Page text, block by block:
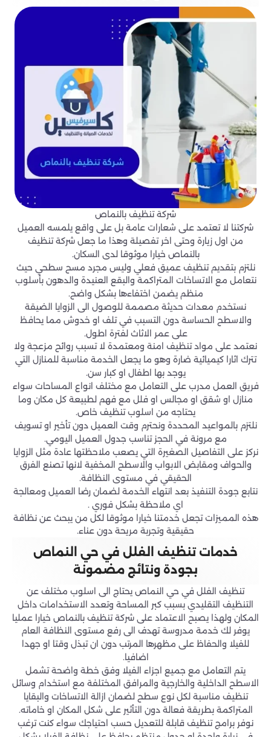
شركة تنظيف بالنماص
شركتنا لا تعتمد على شعارات عامة بل على واقع يلمسه العميل
من اول زيارة وحتى اخر تفصيلة وهذا ما جعل شركة تنظيف
بالنماص خيارا موثوقا لدى السكان.
نلتزم بتقديم تنظيف عميق فعلي وليس مجرد مسح سطحي حيث
نتعامل مع الاتساخات المتراكمة والبقع العنيدة والدهون بأسلوب
منظم يضمن اختفاءها بشكل واضح.
نستخدم معدات حديثة مصممة للوصول الى الزوايا الضيقة
والاسطح الحساسة دون التسبب في تلف او خدوش مما يحافظ
على عمر الاثاث لفترة اطول.
نعتمد على مواد تنظيف امنة ومعتمدة لا تسبب روائح مزعجة ولا
تترك اثارا كيميائية ضارة وهو ما يجعل الخدمة مناسبة للمنازل التي
يوجد بها اطفال او كبار سن.
فريق العمل مدرب على التعامل مع مختلف انواع المساحات سواء
منازل او شقق او مجالس او فلل مع فهم لطبيعة كل مكان وما
يحتاجه من اسلوب تنظيف خاص.
نلتزم بالمواعيد المحددة ونحترم وقت العميل دون تأخير او تسويف
مع مرونة في الحجز تناسب جدول العميل اليومي.
نركز على التفاصيل الصغيرة التي يصعب ملاحظتها عادة مثل الزوايا
والحواف ومقابض الابواب والاسطح المخفية لانها تصنع الفرق
الحقيقي في مستوى النظافة.
نتابع جودة التنفيذ بعد انتهاء الخدمة لضمان رضا العميل ومعالجة
اي ملاحظة بشكل فوري .
هذه المميزات تجعل خدمتنا خيارا موثوقا لكل من يبحث عن نظافة
حقيقية وتجربة مريحة دون عناء.
خدمات تنظيف الفلل في حي النماص
بجودة ونتائج مضمونة
تنظيف الفلل في حي النماص يحتاج الى اسلوب مختلف عن
التنظيف التقليدي بسبب كبر المساحة وتعدد الاستخدامات داخل
المكان ولهذا يصبح الاعتماد على شركة تنظيف بالنماص خيارا عمليا
يوفر لك خدمة مدروسة تهدف الى رفع مستوى النظافة العام
للفيلا والحفاظ على مظهرها المرتب دون ان تبذل وقتا او جهدا
اضافيا.
يتم التعامل مع جميع اجزاء الفيلا وفق خطة واضحة تشمل
الاسطح الداخلية والخارجية والمرافق المختلفة مع استخدام وسائل
تنظيف مناسبة لكل نوع سطح لضمان ازالة الاتساخات والبقايا
المتراكمة بطريقة فعالة دون التأثير على شكل المكان او خاماته.
نوفر برامج تنظيف قابلة للتعديل حسب احتياجك سواء كنت ترغب